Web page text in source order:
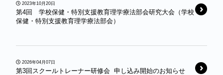
2023年10月20日
第4回 学校保健・特別支援教育理学療法部会研究大会（学校
保健・特別支援教育理学療法部会）
2026年04月07日
第3回スクールトレーナー研修会 申し込み開始のお知らせ